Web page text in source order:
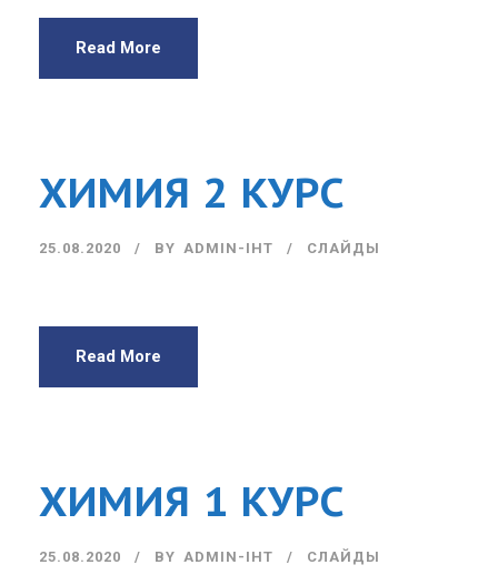
Read More
ХИМИЯ 2 КУРС
25.08.2020 BY ADMIN-IHT СЛАЙДЫ
Read More
ХИМИЯ 1 КУРС
25.08.2020 BY ADMIN-IHT СЛАЙДЫ